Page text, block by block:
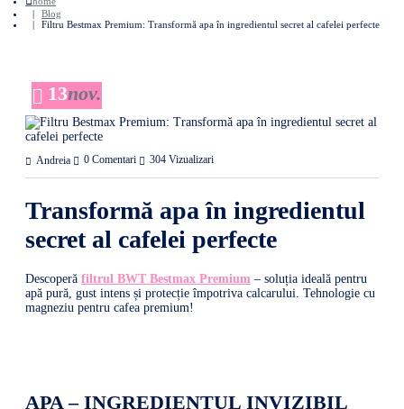
Blog
Filtru Bestmax Premium: Transformă apa în ingredientul secret al cafelei perfecte
13nov.
Andreia 0 Comentari 304 Vizualizari
Transformă apa în ingredientul
secret al cafelei perfecte
Descoperă filtrul BWT Bestmax Premium – soluția ideală pentru
apă pură, gust intens și protecție împotriva calcarului. Tehnologie cu
magneziu pentru cafea premium!
APA – INGREDIENTUL INVIZIBIL